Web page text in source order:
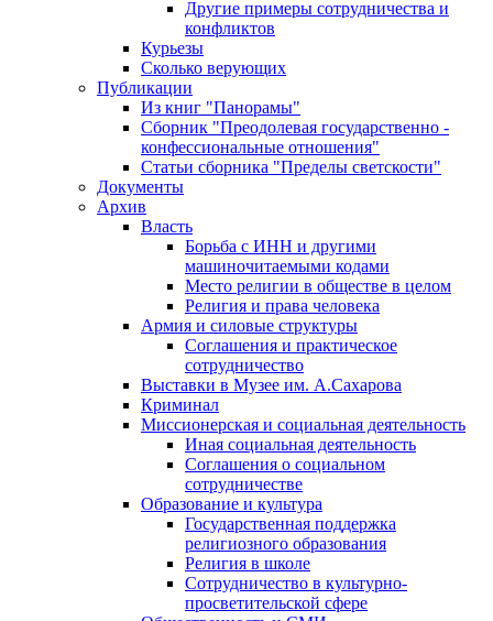
Другие примеры сотрудничества и
конфликтов
Курьезы
Сколько верующих
Публикации
Из книг "Панорамы"
Сборник "Преодолевая государственно -
конфессиональные отношения"
Статьи сборника "Пределы светскости"
Документы
Архив
Власть
Борьба с ИНН и другими
машиночитаемыми кодами
Место религии в обществе в целом
Религия и права человека
Армия и силовые структуры
Соглашения и практическое
сотрудничество
Выставки в Музее им. А.Сахарова
Криминал
Миссионерская и социальная деятельность
Иная социальная деятельность
Соглашения о социальном
сотрудничестве
Образование и культура
Государственная поддержка
религиозного образования
Религия в школе
Сотрудничество в культурно-
просветительской сфере